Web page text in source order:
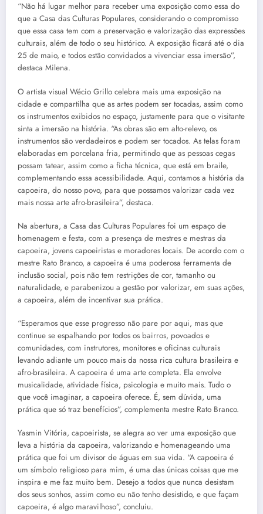
“Não há lugar melhor para receber uma exposição como essa do
que a Casa das Culturas Populares, considerando o compromisso
que essa casa tem com a preservação e valorização das expressões
culturais, além de todo o seu histórico. A exposição ficará até o dia
25 de maio, e todos estão convidados a vivenciar essa imersão”,
destaca Milena.
O artista visual Wécio Grillo celebra mais uma exposição na
cidade e compartilha que as artes podem ser tocadas, assim como
os instrumentos exibidos no espaço, justamente para que o visitante
sinta a imersão na história. “As obras são em alto-relevo, os
instrumentos são verdadeiros e podem ser tocados. As telas foram
elaboradas em porcelana fria, permitindo que as pessoas cegas
possam tatear, assim como a ficha técnica, que está em braile,
complementando essa acessibilidade. Aqui, contamos a história da
capoeira, do nosso povo, para que possamos valorizar cada vez
mais nossa arte afro-brasileira”, destaca.
Na abertura, a Casa das Culturas Populares foi um espaço de
homenagem e festa, com a presença de mestres e mestras da
capoeira, jovens capoeiristas e moradores locais. De acordo com o
mestre Rato Branco, a capoeira é uma poderosa ferramenta de
inclusão social, pois não tem restrições de cor, tamanho ou
naturalidade, e parabenizou a gestão por valorizar, em suas ações,
a capoeira, além de incentivar sua prática.
“Esperamos que esse progresso não pare por aqui, mas que
continue se espalhando por todos os bairros, povoados e
comunidades, com instrutores, monitores e oficinas culturais
levando adiante um pouco mais da nossa rica cultura brasileira e
afro-brasileira. A capoeira é uma arte completa. Ela envolve
musicalidade, atividade física, psicologia e muito mais. Tudo o
que você imaginar, a capoeira oferece. É, sem dúvida, uma
prática que só traz benefícios”, complementa mestre Rato Branco.
Yasmin Vitória, capoeirista, se alegra ao ver uma exposição que
leva a história da capoeira, valorizando e homenageando uma
prática que foi um divisor de águas em sua vida. “A capoeira é
um símbolo religioso para mim, é uma das únicas coisas que me
inspira e me faz muito bem. Desejo a todos que nunca desistam
dos seus sonhos, assim como eu não tenho desistido, e que façam
capoeira, é algo maravilhoso”, concluiu.